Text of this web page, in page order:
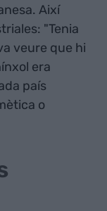
Així
"Tenia
veure que hi
era
país
o